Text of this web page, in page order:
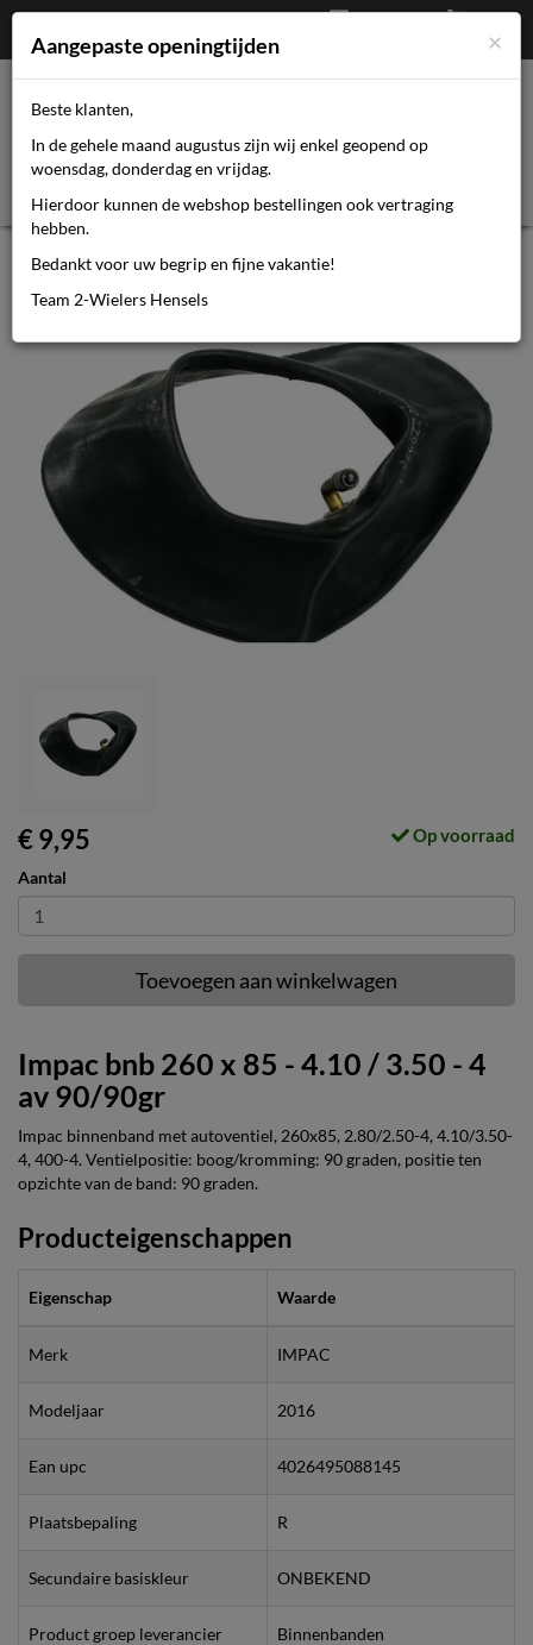
€0,00
Afrekenen
Mijn account
Impac bnb 260 x 85 - 4.10 / 3.50 - 4
av 90/90gr
€ 9,95 Op voorraad
Aantal
Toevoegen aan winkelwagen
Impac bnb 260 x 85 - 4.10 / 3.50 - 4
av 90/90gr
Impac binnenband met autoventiel, 260x85, 2.80/2.50-4, 4.10/3.50-
4, 400-4. Ventielpositie: boog/kromming: 90 graden, positie ten
opzichte van de band: 90 graden.
Producteigenschappen
Eigenschap Waarde
Merk IMPAC
Modeljaar 2016
Ean upc 4026495088145
Plaatsbepaling R
Secundaire basiskleur ONBEKEND
Product groep leverancier Binnenbanden
×
Aangepaste openingtijden
Beste klanten,
In de gehele maand augustus zijn wij enkel geopend op
woensdag, donderdag en vrijdag.
Hierdoor kunnen de webshop bestellingen ook vertraging
hebben.
Bedankt voor uw begrip en fijne vakantie!
Team 2-Wielers Hensels